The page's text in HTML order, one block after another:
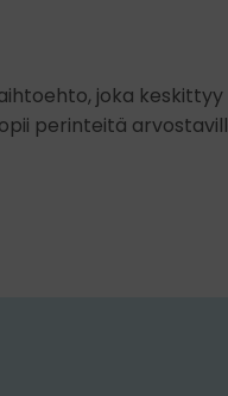
joka
perinteitä